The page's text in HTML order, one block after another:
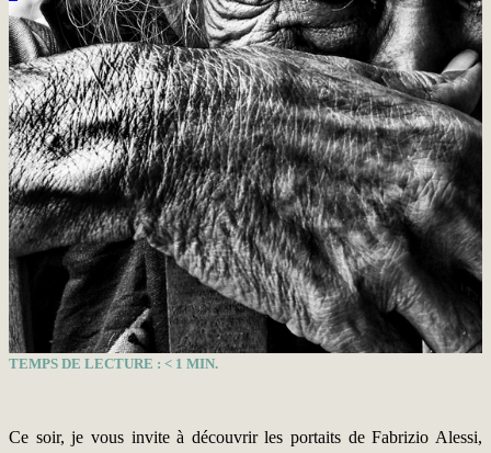
TEMPS DE LECTURE : < 1 MIN.
Ce soir, je vous invite à découvrir les portaits de Fabrizio Alessi,